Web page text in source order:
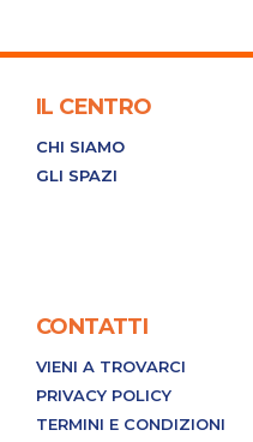
IL CENTRO
CHI SIAMO
GLI SPAZI
CONTATTI
VIENI A TROVARCI
PRIVACY POLICY
TERMINI E CONDIZIONI